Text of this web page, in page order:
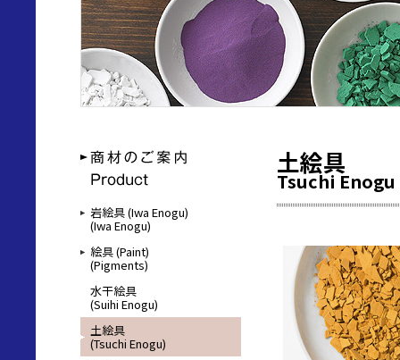
岩絵具 (Iwa Enogu)
(Iwa Enogu)
絵具 (Paint)
(Pigments)
水干絵具
(Suihi Enogu)
土絵具
(Tsuchi Enogu)
土絵具
Tsuchi Enogu